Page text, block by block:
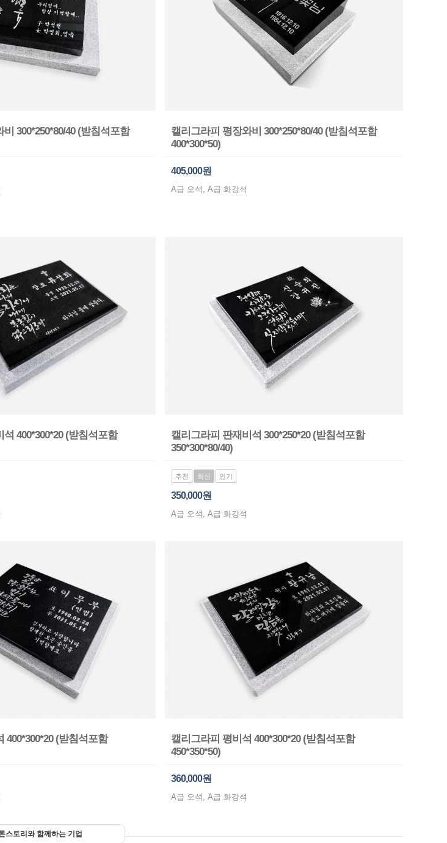
300*250*80/40 (받침석포함
캘리그라피 평장와비 300*250*80/40 (받침석포함
400*300*50)
405,000원
A급 오석, A급 화강석
400*300*20 (받침석포함
캘리그라피 판재비석 300*250*20 (받침석포함
350*300*80/40)
추천 최신 인기
350,000원
A급 오석, A급 화강석
400*300*20 (받침석포함
캘리그라피 평비석 400*300*20 (받침석포함
450*350*50)
360,000원
A급 오석, A급 화강석
스토리와 함께하는 기업